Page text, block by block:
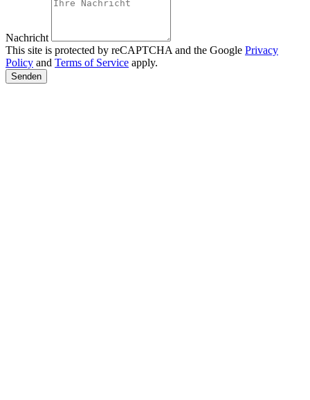
Nachricht
This site is protected by reCAPTCHA and the Google Privacy
Policy and Terms of Service apply.
Senden